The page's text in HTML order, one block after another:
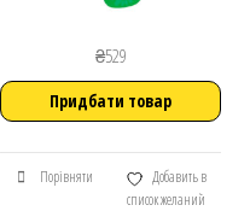
₴529
Придбати товар
Порівняти
Добавить в
список желаний